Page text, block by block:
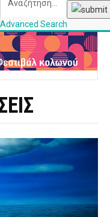
Advanced Search